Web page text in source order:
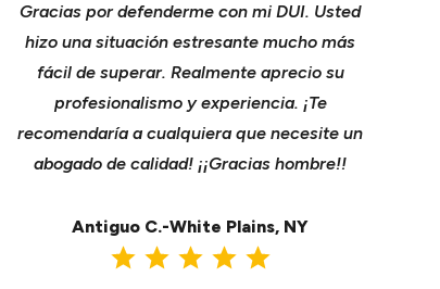
Gracias por defenderme con mi DUI. Usted
hizo una situación estresante mucho más
fácil de superar. Realmente aprecio su
profesionalismo y experiencia. ¡Te
recomendaría a cualquiera que necesite un
abogado de calidad! ¡¡Gracias hombre!!
Antiguo C.-White Plains, NY